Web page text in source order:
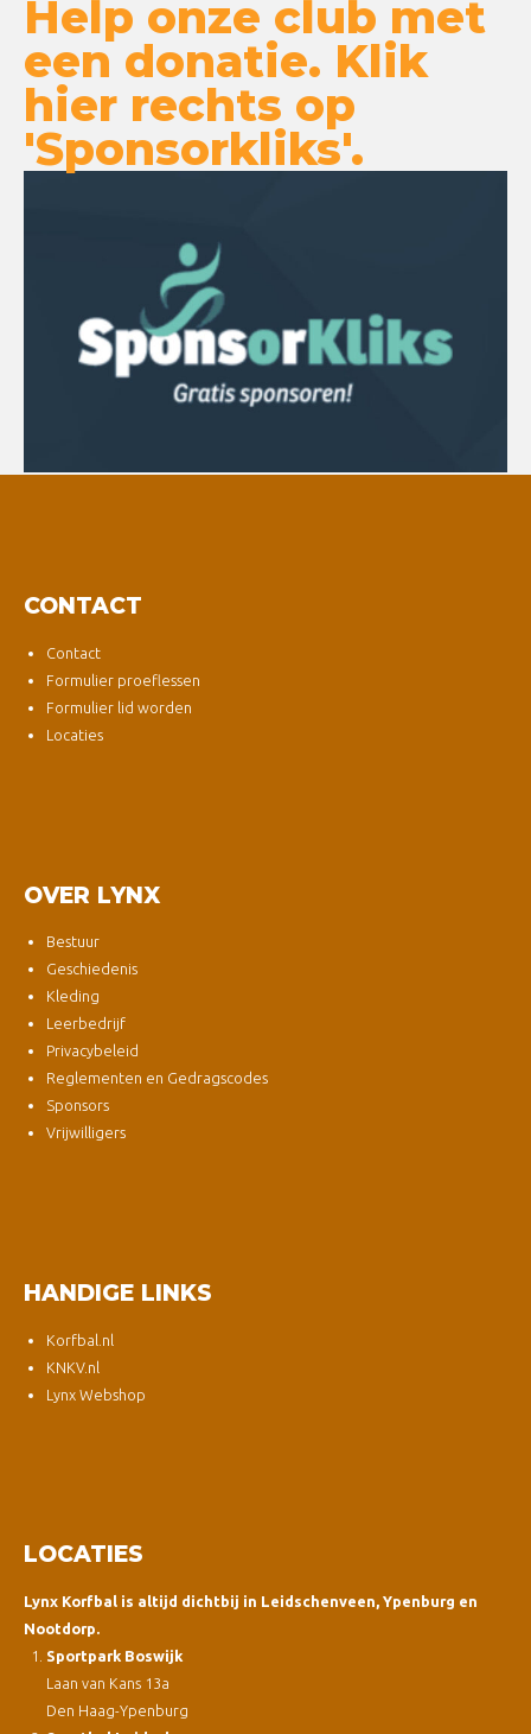
Help onze club met
een donatie. Klik
hier rechts op
'Sponsorkliks'.
CONTACT
Contact
Formulier proeflessen
Formulier lid worden
Locaties
OVER LYNX
Bestuur
Geschiedenis
Kleding
Leerbedrijf
Privacybeleid
Reglementen en Gedragscodes
Sponsors
Vrijwilligers
HANDIGE LINKS
Korfbal.nl
KNKV.nl
Lynx Webshop
LOCATIES
Lynx Korfbal is altijd dichtbij in Leidschenveen, Ypenburg en
Nootdorp.
Sportpark Boswijk
Laan van Kans 13a
Den Haag-Ypenburg